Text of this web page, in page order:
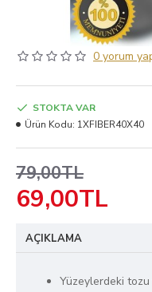
0 yorum
69,00TL
79,00TL
STOKTA VAR
Ürün Kodu: 1XFIBER40X40
AÇIKLAMA
Yüzeylerdeki